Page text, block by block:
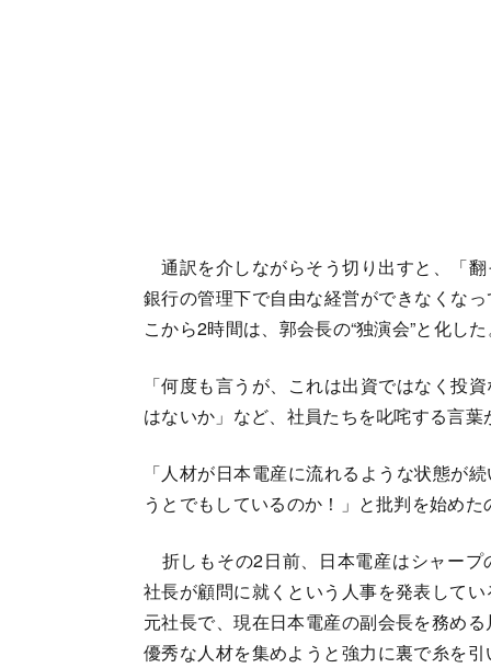
通訳を介しながらそう切り出すと、「
銀行の管理下で自由な経営ができなくな
こから2時間は、郭会長の“独演会”と化し
「何度も言うが、これは出資ではなく投
はないか」など、社員たちを叱咤する言
「人材が日本電産に流れるような状態が
うとでもしているのか！」と批判を始めた
折しもその2日前、日本電産はシャープ
社長が顧問に就くという人事を発表して
元社長で、現在日本電産の副会長を務め
優秀な人材を集めようと強力に裏で糸を